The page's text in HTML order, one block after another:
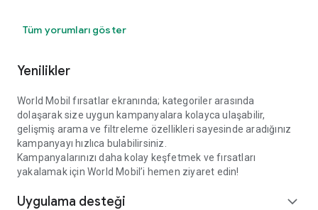
Tüm yorumları göster
Yenilikler
World Mobil fırsatlar ekranında; kategoriler arasında
dolaşarak size uygun kampanyalara kolayca ulaşabilir,
gelişmiş arama ve filtreleme özellikleri sayesinde aradığınız
kampanyayı hızlıca bulabilirsiniz.
Kampanyalarınızı daha kolay keşfetmek ve fırsatları
yakalamak için World Mobil’i hemen ziyaret edin!
Uygulama desteği expand_more